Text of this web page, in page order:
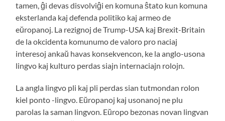
tamen, ĝi devas disvolviĝi en komuna ŝtato kun komuna
eksterlanda kaj defenda politiko kaj armeo de
eŭropanoj. La rezignoj de Trump-USA kaj Brexit-Britain
de la okcidenta komunumo de valoro pro naciaj
interesoj ankaŭ havas konsekvencon, ke la anglo-usona
lingvo kaj kulturo perdas siajn internaciajn rolojn.
La angla lingvo pli kaj pli perdas sian tutmondan rolon
kiel ponto -lingvo. Eŭropanoj kaj usonanoj ne plu
parolas la saman lingvon. Eŭropo bezonas novan lingvan